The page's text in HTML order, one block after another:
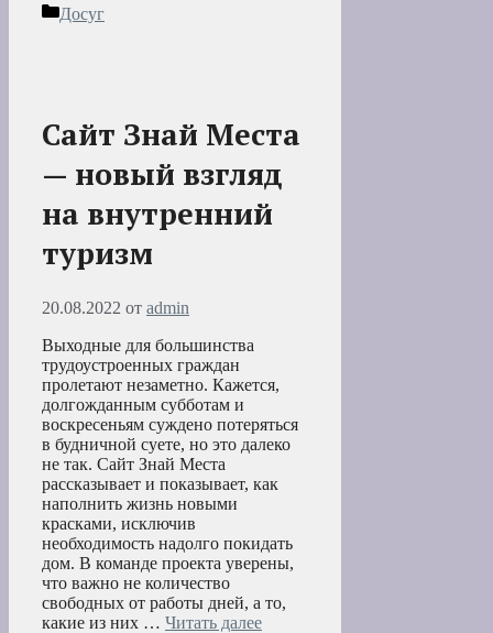
Рубрики
Досуг
Сайт Знай Места
— новый взгляд
на внутренний
туризм
20.08.2022 от admin
Выходные для большинства
трудоустроенных граждан
пролетают незаметно. Кажется,
долгожданным субботам и
воскресеньям суждено потеряться
в будничной суете, но это далеко
не так. Сайт Знай Места
рассказывает и показывает, как
наполнить жизнь новыми
красками, исключив
необходимость надолго покидать
дом. В команде проекта уверены,
что важно не количество
свободных от работы дней, а то,
какие из них … Читать далее